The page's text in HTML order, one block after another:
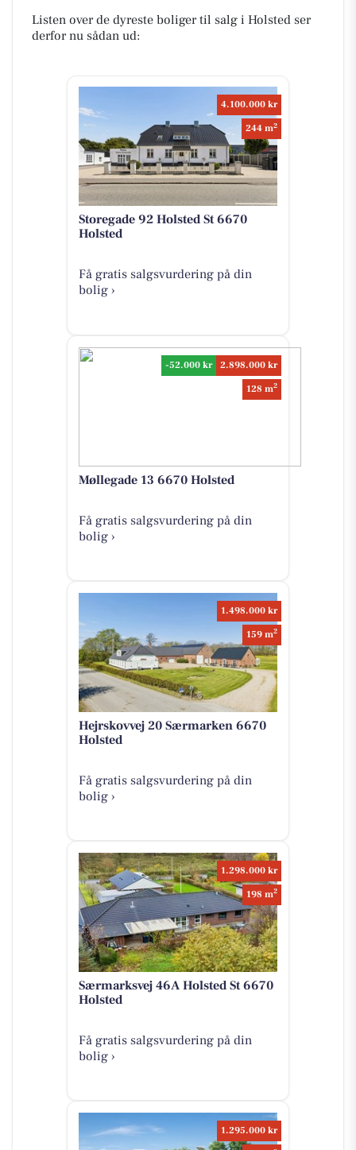
Listen over de dyreste boliger til salg i Holsted ser
derfor nu sådan ud:
4.100.000 kr
244 m2
Storegade 92 Holsted St 6670
Holsted
Få gratis salgsvurdering på din
bolig ›
-52.000 kr
2.898.000 kr
128 m2
Møllegade 13 6670 Holsted
Få gratis salgsvurdering på din
bolig ›
1.498.000 kr
159 m2
Hejrskovvej 20 Særmarken 6670
Holsted
Få gratis salgsvurdering på din
bolig ›
1.298.000 kr
198 m2
Særmarksvej 46A Holsted St 6670
Holsted
Få gratis salgsvurdering på din
bolig ›
1.295.000 kr